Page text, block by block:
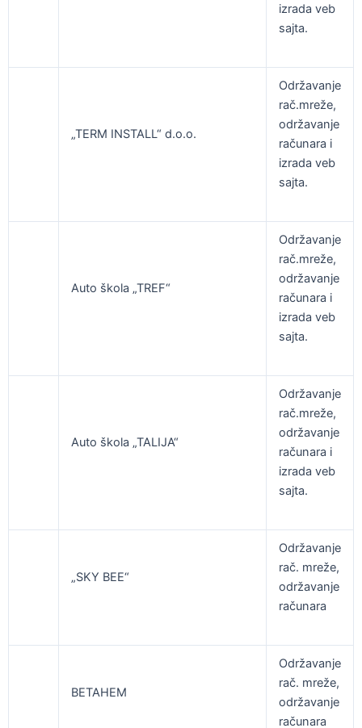
izrada veb
sajta.
„TERM INSTALL“ d.o.o.
Održavanje
rač.mreže,
održavanje
računara i
izrada veb
sajta.
Auto škola „TREF“
Održavanje
rač.mreže,
održavanje
računara i
izrada veb
sajta.
Auto škola „TALIJA“
Održavanje
rač.mreže,
održavanje
računara i
izrada veb
sajta.
„SKY BEE“
Održavanje
rač. mreže,
održavanje
računara
BETAHEM
Održavanje
rač. mreže,
održavanje
računara